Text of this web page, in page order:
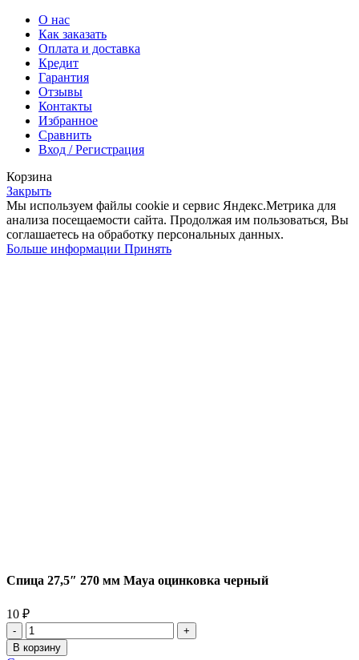
О нас
Как заказать
Оплата и доставка
Кредит
Гарантия
Отзывы
Контакты
Избранное
Сравнить
Вход / Регистрация
Корзина
Закрыть
Мы используем файлы cookie и сервис Яндекс.Метрика для
анализа посещаемости сайта. Продолжая им пользоваться, Вы
соглашаетесь на обработку персональных данных.
Больше информации Больше
Принять
Спица 27,5″ 270 мм Maya оцинковка черный
10 ₽
Количество
товара
В корзину